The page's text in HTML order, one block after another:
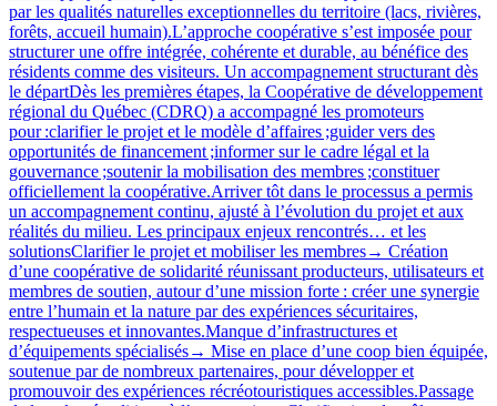
par les qualités naturelles exceptionnelles du territoire (lacs, rivières,
forêts, accueil humain).L’approche coopérative s’est imposée pour
structurer une offre intégrée, cohérente et durable, au bénéfice des
résidents comme des visiteurs. Un accompagnement structurant dès
le départDès les premières étapes, la Coopérative de développement
régional du Québec (CDRQ) a accompagné les promoteurs
pour :clarifier le projet et le modèle d’affaires ;guider vers des
opportunités de financement ;informer sur le cadre légal et la
gouvernance ;soutenir la mobilisation des membres ;constituer
officiellement la coopérative.Arriver tôt dans le processus a permis
un accompagnement continu, ajusté à l’évolution du projet et aux
réalités du milieu. Les principaux enjeux rencontrés… et les
solutionsClarifier le projet et mobiliser les membres→ Création
d’une coopérative de solidarité réunissant producteurs, utilisateurs et
membres de soutien, autour d’une mission forte : créer une synergie
entre l’humain et la nature par des expériences sécuritaires,
respectueuses et innovantes.Manque d’infrastructures et
d’équipements spécialisés→ Mise en place d’une coop bien équipée,
soutenue par de nombreux partenaires, pour développer et
promouvoir des expériences récréotouristiques accessibles.Passage